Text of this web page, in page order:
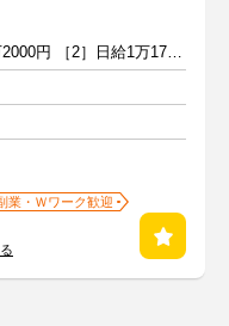
［1］日給9500～1万2000円 ［2］日給1万1750～1万4375円＋交通費
業・Ｗワーク歓迎